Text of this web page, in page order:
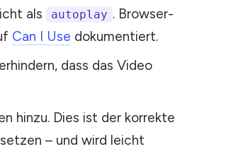
als autoplay . Browser-
Can I Use dokumentiert.
dass das Video
hinzu. Dies ist der korrekte
– und wird leicht